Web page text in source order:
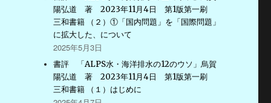
陽弘道 著 2023年11月4日 第1版第一刷
三和書籍 （２）①「国内問題」を「国際問題」
に拡大した、について
2025年5月3日
書評 「ALPS水・海洋排水の12のウソ」烏賀
陽弘道 著 2023年11月4日 第1版第一刷
三和書籍 （１）はじめに